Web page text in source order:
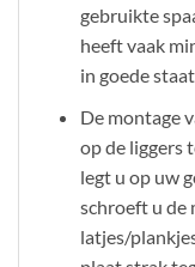
gebruikte
heeft vaak
in goede
De montage
op de liggers
legt u op uw
schroeft u de
latjes/